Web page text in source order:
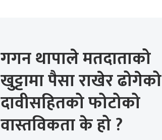
गगन थापाले मतदाताको
खुट्टामा पैसा राखेर ढोगेको
दावीसहितको फोटोको
वास्तविकता के हो ?